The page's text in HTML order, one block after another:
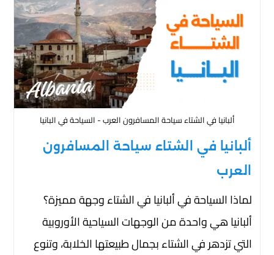
ألبانيا في الشتاء سياحة المسافرون العرب - السياحة في البانيا
ألبانيا في الشتاء سياحة المسافرون
العرب
لماذا السياحة في ألبانيا في الشتاء وجهة مميزة؟
ألبانيا هي واحدة من الوجهات السياحية الأوروبية
التي تزدهر في الشتاء بجمال طبيعتها الخلابة، وتنوع